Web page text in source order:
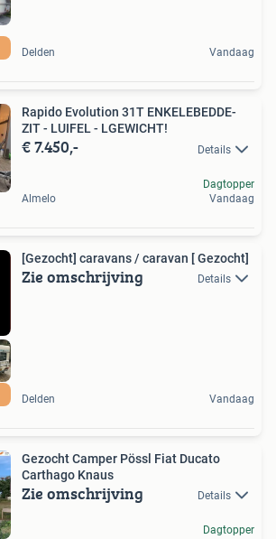
Delden Vandaag
Rapido Evolution 31T ENKELEBEDDE-
ZIT - LUIFEL - LGEWICHT!
€ 7.450,- Details
Almelo
Dagtopper
Vandaag
[Gezocht] caravans / caravan [ Gezocht]
Zie omschrijving Details
Delden Vandaag
Gezocht Camper Pössl Fiat Ducato
Carthago Knaus
Zie omschrijving Details
Dagtopper